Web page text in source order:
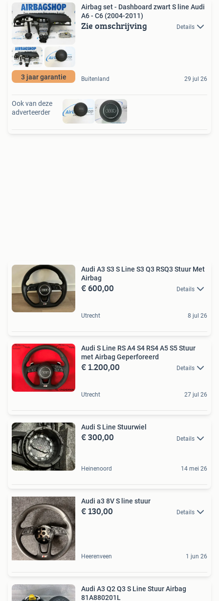
3 jaar garantie
Airbag set - Dashboard zwart S line Audi
A6 - C6 (2004-2011)
Zie omschrijving Details
Buitenland 29 jul 26
Ook van deze
adverteerder
Audi A3 S3 S Line S3 Q3 RSQ3 Stuur Met
Airbag
€ 600,00 Details
Utrecht 8 jul 26
Audi S Line RS A4 S4 RS4 A5 S5 Stuur
met Airbag Geperforeerd
€ 1.200,00 Details
Utrecht 27 jul 26
Audi S Line Stuurwiel
€ 300,00 Details
Heinenoord 14 mei 26
Audi a3 8V S line stuur
€ 130,00 Details
Heerenveen 1 jun 26
Audi A3 Q2 Q3 S Line Stuur Airbag
81A880201L